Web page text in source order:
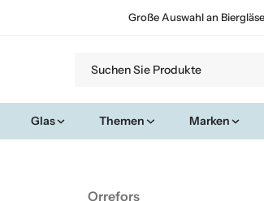
Große Auswahl an
Glas Themen Marken
Orrefors